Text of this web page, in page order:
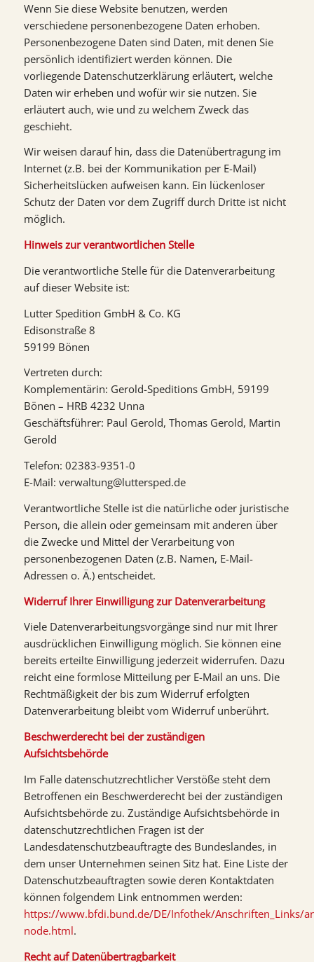
Wenn Sie diese Website benutzen, werden
verschiedene personenbezogene Daten erhoben.
Personenbezogene Daten sind Daten, mit denen Sie
persönlich identifiziert werden können. Die
vorliegende Datenschutzerklärung erläutert, welche
Daten wir erheben und wofür wir sie nutzen. Sie
erläutert auch, wie und zu welchem Zweck das
geschieht.
Wir weisen darauf hin, dass die Datenübertragung im
Internet (z.B. bei der Kommunikation per E-Mail)
Sicherheitslücken aufweisen kann. Ein lückenloser
Schutz der Daten vor dem Zugriff durch Dritte ist nicht
möglich.
Hinweis zur verantwortlichen Stelle
Die verantwortliche Stelle für die Datenverarbeitung
auf dieser Website ist:
Lutter Spedition GmbH & Co. KG
Edisonstraße 8
59199 Bönen
Vertreten durch:
Komplementärin: Gerold-Speditions GmbH, 59199
Bönen – HRB 4232 Unna
Geschäftsführer: Paul Gerold, Thomas Gerold, Martin
Gerold
Telefon: 02383-9351-0
E-Mail: verwaltung@luttersped.de
Verantwortliche Stelle ist die natürliche oder juristische
Person, die allein oder gemeinsam mit anderen über
die Zwecke und Mittel der Verarbeitung von
personenbezogenen Daten (z.B. Namen, E-Mail-
Adressen o. Ä.) entscheidet.
Widerruf Ihrer Einwilligung zur Datenverarbeitung
Viele Datenverarbeitungsvorgänge sind nur mit Ihrer
ausdrücklichen Einwilligung möglich. Sie können eine
bereits erteilte Einwilligung jederzeit widerrufen. Dazu
reicht eine formlose Mitteilung per E-Mail an uns. Die
Rechtmäßigkeit der bis zum Widerruf erfolgten
Datenverarbeitung bleibt vom Widerruf unberührt.
Beschwerderecht bei der zuständigen
Aufsichtsbehörde
Im Falle datenschutzrechtlicher Verstöße steht dem
Betroffenen ein Beschwerderecht bei der zuständigen
Aufsichtsbehörde zu. Zuständige Aufsichtsbehörde in
datenschutzrechtlichen Fragen ist der
Landesdatenschutzbeauftragte des Bundeslandes, in
dem unser Unternehmen seinen Sitz hat. Eine Liste der
Datenschutzbeauftragten sowie deren Kontaktdaten
können folgendem Link entnommen werden:
https://www.bfdi.bund.de/DE/Infothek/Anschriften_Links/
node.html.
Recht auf Datenübertragbarkeit